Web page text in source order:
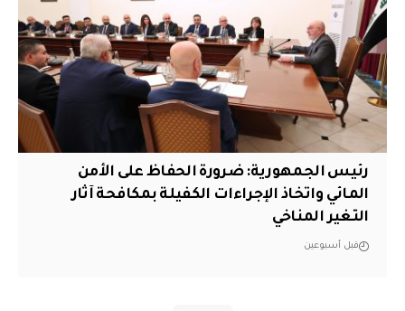
رئيس الجمهورية: ضرورة الحفاظ على الأمن
المائي واتخاذ الإجراءات الكفيلة بمكافحة آثار
التغير المناخي
قبل أسبوعين